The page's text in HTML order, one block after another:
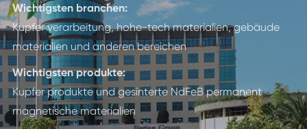
Wichtigsten branchen:
Kupfer verarbeitung, hohe-tech materialien, gebäude
materialien und anderen bereichen
Wichtigsten produkte:
Kupfer produkte und gesinterte NdFeB permanent
magnetische materialien